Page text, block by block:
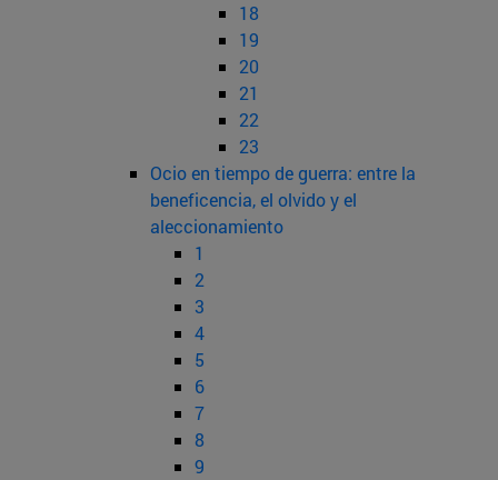
18
19
20
21
22
23
Ocio en tiempo de guerra: entre la
beneficencia, el olvido y el
aleccionamiento
1
2
3
4
5
6
7
8
9